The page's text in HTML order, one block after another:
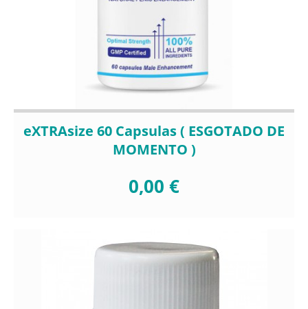
eXTRAsize 60 Capsulas ( ESGOTADO DE
MOMENTO )
0,00 €